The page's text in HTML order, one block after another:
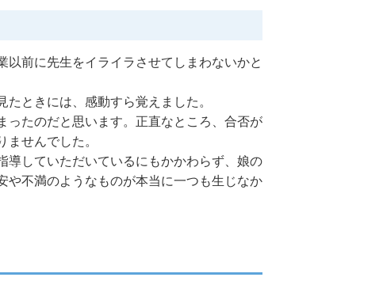
前に先生をイライラさせてしまわないかと
ときには、感動すら覚えました。
ったのだと思います。正直なところ、合否が
せんでした。
導していただいているにもかかわらず、娘の
や不満のようなものが本当に一つも生じなか